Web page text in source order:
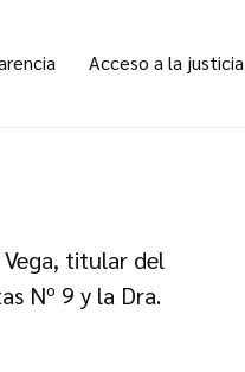
Acceso a la justicia
titular del
Nº 9 y la Dra.